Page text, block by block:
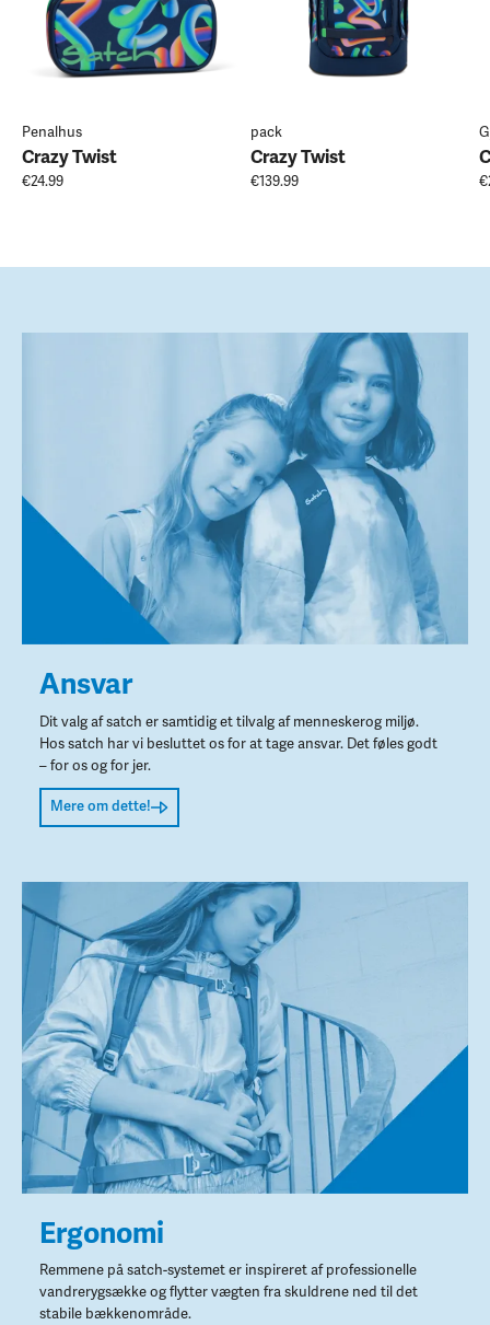
Penalhus
Crazy Twist
€24.99
pack
Crazy Twist
€139.99
Ansvar
Dit valg af satch er samtidig et tilvalg af menneskerog miljø.
Hos satch har vi besluttet os for at tage ansvar. Det føles godt
– for os og for jer.
Mere om dette!
Ergonomi
Remmene på satch-systemet er inspireret af professionelle
vandrerygsække og flytter vægten fra skuldrene ned til det
stabile bækkenområde.